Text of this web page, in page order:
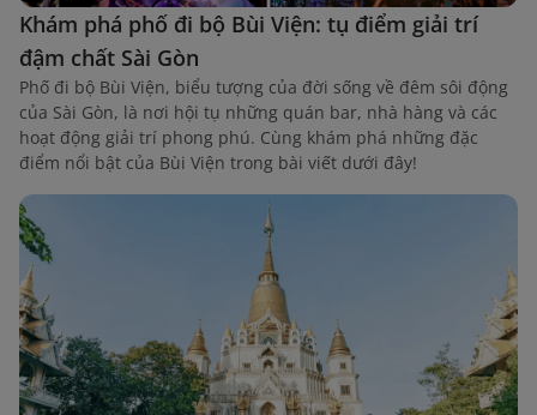
Khám phá phố đi bộ Bùi Viện: tụ điểm giải trí
đậm chất Sài Gòn
Phố đi bộ Bùi Viện, biểu tượng của đời sống về đêm sôi động
của Sài Gòn, là nơi hội tụ những quán bar, nhà hàng và các
hoạt động giải trí phong phú. Cùng khám phá những đặc
điểm nổi bật của Bùi Viện trong bài viết dưới đây!